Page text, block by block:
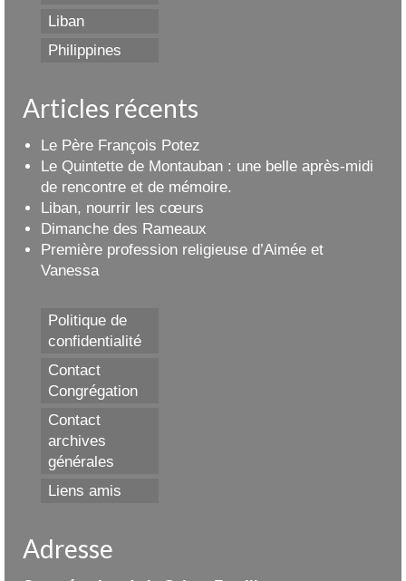
Liban
Philippines
Articles récents
Le Père François Potez
Le Quintette de Montauban : une belle après-midi
de rencontre et de mémoire.
Liban, nourrir les cœurs
Dimanche des Rameaux
Première profession religieuse d’Aimée et
Vanessa
Politique de
confidentialité
Contact
Congrégation
Contact
archives
générales
Liens amis
Adresse